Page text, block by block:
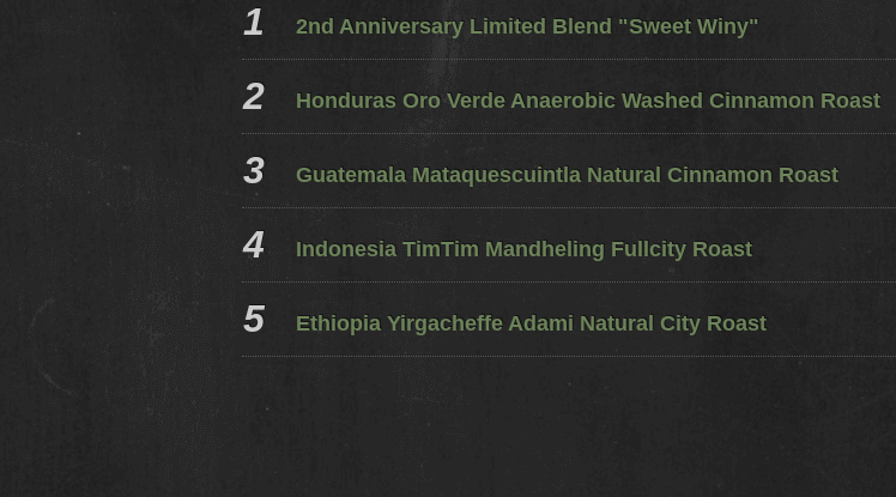
2nd Anniversary Limited Blend "Sweet Winy"
Honduras Oro Verde Anaerobic Washed Cinnamon Roast
Guatemala Mataquescuintla Natural Cinnamon Roast
Indonesia TimTim Mandheling Fullcity Roast
Ethiopia Yirgacheffe Adami Natural City Roast